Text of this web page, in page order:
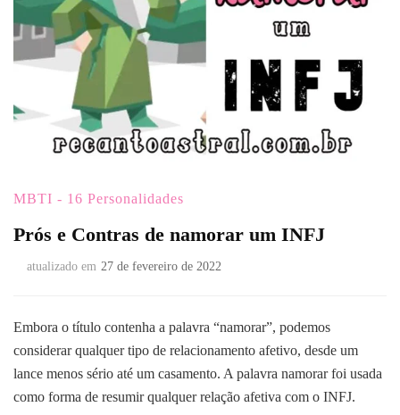
MBTI - 16 Personalidades
Prós e Contras de namorar um INFJ
atualizado em 27 de fevereiro de 2022
Embora o título contenha a palavra “namorar”, podemos
considerar qualquer tipo de relacionamento afetivo, desde um
lance menos sério até um casamento. A palavra namorar foi usada
como forma de resumir qualquer relação afetiva com o INFJ.